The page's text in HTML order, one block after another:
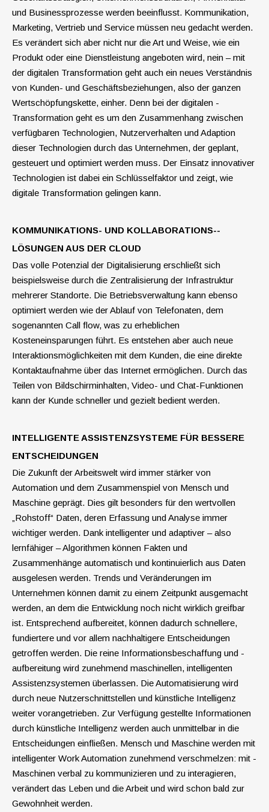
und Business­prozesse werden beeinflusst. Kommunikation,
Marketing, Vertrieb und Service müssen neu gedacht werden.
Es verändert sich aber nicht nur die Art und Weise, wie ein
Produkt oder eine Dienstleistung angeboten wird, nein – mit
der digitalen Transformation geht auch ein neues ­Verständnis
von Kunden- und Geschäftsbeziehungen, also der ganzen
Wertschöpfungskette, einher. Denn bei der digitalen ­
Transformation geht es um den Zusammenhang zwischen
verfügbaren Techno­logien, Nutzerverhalten und Adaption
dieser Technologien durch das Unternehmen, der geplant,
gesteuert und optimiert werden muss. Der Einsatz innovativer
Techno­logien ist dabei ein Schlüsselfaktor und zeigt, wie
digitale Transformation gelingen kann.
KOMMUNIKATIONS- UND KOLLABORATIONS-­
LÖSUNGEN AUS DER CLOUD
Das volle Potenzial der Digitalisierung erschließt sich
beispielsweise durch die Zentralisierung der Infrastruktur
mehrerer Standorte. Die Betriebsverwaltung kann ebenso
optimiert werden wie der Ablauf von Telefonaten, dem
sogenannten Call flow, was zu erheblichen
Kosteneinsparungen führt. Es entstehen aber auch neue
Interaktionsmöglichkeiten mit dem Kunden, die eine direkte
Kontaktaufnahme über das Internet ermöglichen. Durch das
Teilen von Bildschirminhalten, Video- und Chat-Funktionen
kann der Kunde schneller und gezielt bedient werden.
INTELLIGENTE ASSISTENZSYSTEME FÜR BESSERE
ENTSCHEIDUNGEN
Die Zukunft der Arbeitswelt wird immer stärker von
Automation und dem Zusammenspiel von Mensch und
Maschine geprägt. Dies gilt besonders für den wertvollen
„Rohstoff“ Daten, deren Erfassung und Analyse immer
wichtiger werden. Dank intelligenter und adaptiver – also
lernfähiger – Algorithmen können Fakten und
Zusammenhänge automatisch und kontinuierlich aus Daten
ausgelesen werden. Trends und Veränderungen im
Unternehmen können damit zu einem Zeitpunkt ausgemacht
werden, an dem die Entwicklung noch nicht wirklich greifbar
ist. Entsprechend aufbereitet, können dadurch schnellere,
fundiertere und vor allem nachhaltigere Entscheidungen
getroffen ­werden. Die reine Informationsbeschaffung und -
aufbereitung wird zunehmend maschinellen, intelligenten
Assistenzsystemen überlassen. Die Automatisierung wird
durch neue Nutzerschnittstellen und künstliche Intelligenz
weiter vorangetrieben. Zur Verfügung gestellte Informationen
durch künstliche Intelligenz werden auch unmittelbar in die
Entscheidungen einfließen. Mensch und ­Maschine werden mit
intelligenter Work Automation zunehmend verschmelzen: mit ­
Maschinen verbal zu kommunizieren und zu interagieren,
verändert das Leben und die Arbeit und wird schon bald zur
Gewohnheit werden.